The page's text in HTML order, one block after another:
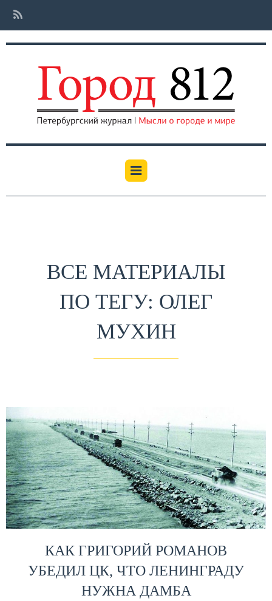
ВСЕ МАТЕРИАЛЫ
ПО ТЕГУ: ОЛЕГ
МУХИН
КАК ГРИГОРИЙ РОМАНОВ
УБЕДИЛ ЦК, ЧТО ЛЕНИНГРАДУ
НУЖНА ДАМБА